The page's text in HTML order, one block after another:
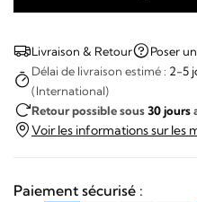
Jaeger
LeCoultre
Classic
Carrée
Livraison & Retour Poser
Délai de livraison estimé : 2-5
(International)
Retour possible sous30 jours
Voir les informations sur les
Paiement sécurisé :